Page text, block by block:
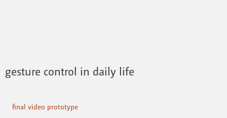
gesture control in daily life
final video prototype